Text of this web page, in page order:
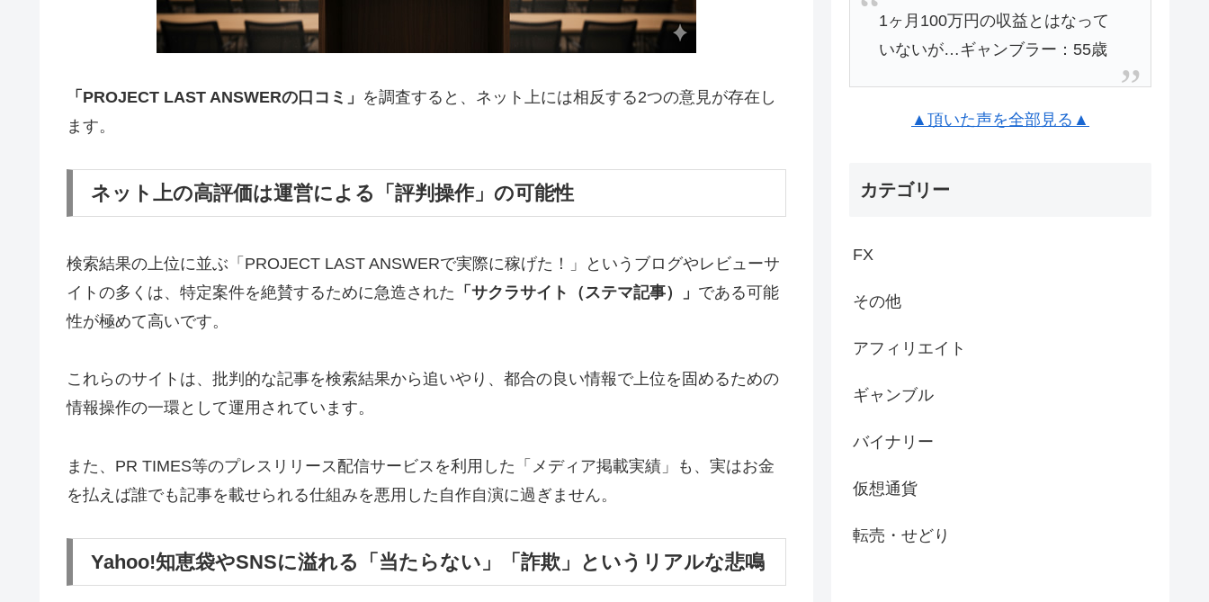
「PROJECT LAST ANSWERの口コミ」 を調査すると、ネット上には相反する2つの意見が存在し
ます。
ネット上の高評価は運営による「評判操作」の可能性
検索結果の上位に並ぶ「PROJECT LAST ANSWERで実際に稼げた！」というブログやレビューサ
イトの多くは、特定案件を絶賛するために急造された 「サクラサイト（ステマ記事）」 である可能
性が極めて高いです。
これらのサイトは、批判的な記事を検索結果から追いやり、都合の良い情報で上位を固めるための
情報操作の一環として運用されています。
また、PR TIMES等のプレスリリース配信サービスを利用した「メディア掲載実績」も、実はお金
を払えば誰でも記事を載せられる仕組みを悪用した自作自演に過ぎません。
Yahoo!知恵袋やSNSに溢れる「当たらない」「詐欺」というリアルな悲鳴
1ヶ月100万円の収益とはなって
いないが…ギャンブラー：55歳
▲頂いた声を全部見る▲
カテゴリー
FX
その他
アフィリエイト
ギャンブル
バイナリー
仮想通貨
転売・せどり